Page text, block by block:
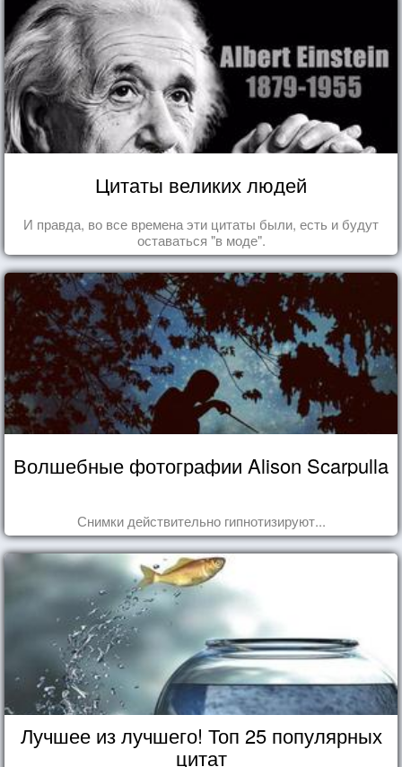
Цитаты великих людей
И правда, во все времена эти цитаты были, есть и будут
оставаться "в моде".
Волшебные фотографии Alison Scarpulla
Снимки действительно гипнотизируют...
Лучшее из лучшего! Топ 25 популярных
цитат